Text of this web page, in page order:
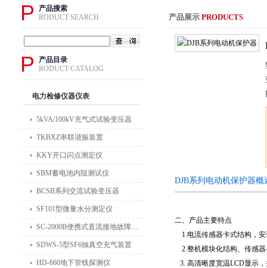
产品展示 PRODUCTS
DJB系列电动机保护器概
二、产品主要特点
1.电流传感器卡式结构，
2.整机模块化结构、传感
3. 高清晰度宽温LCD显示
P
产品搜索
RODUCT SEARCH
P
产品目录
RODUCT CATALOG
电力检修仪器仪表
5kVA/100kV充气式试验变压器
TKBXZ串联谐振装置
KKY开口闪点测定仪
SBM蓄电池内阻测试仪
BCSB系列交流试验变压器
SF101型微量水分测定仪
SC-2000B便携式直流接地故障检测仪
SDWS-5型SF6抽真空充气装置
HD-660地下管线探测仪